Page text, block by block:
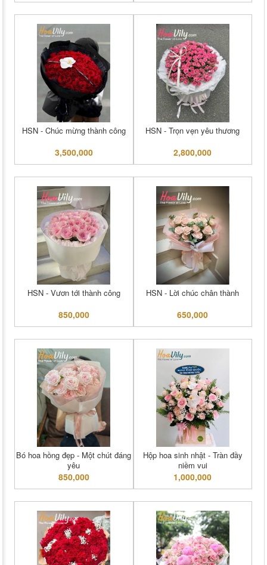
HSN - Chúc mừng thành công
3,500,000
HSN - Trọn vẹn yêu thương
2,800,000
HSN - Vươn tới thành công
850,000
HSN - Lời chúc chân thành
650,000
Bó hoa hồng đẹp - Một chút đáng
yêu
850,000
Hộp hoa sinh nhật - Tràn đầy
niềm vui
1,000,000